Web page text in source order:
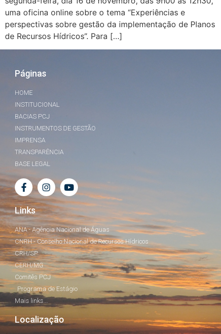
uma oficina online sobre o tema “Experiências e
perspectivas sobre gestão da implementação de Planos
de Recursos Hídricos”. Para […]
Páginas
HOME
INSTITUCIONAL
BACIAS PCJ
INSTRUMENTOS DE GESTÃO
IMPRENSA
TRANSPARÊNCIA
BASE LEGAL
Links
ANA - Agência Nacional de Águas
CNRH - Conselho Nacional de Recursos Hídricos
CRH/SP
CERH/MG
Comitês PCJ
Programa de Estágio
Mais links...
Localização